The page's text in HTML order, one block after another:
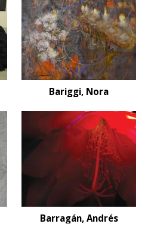
Bariggi, Nora
Barragán, Andrés